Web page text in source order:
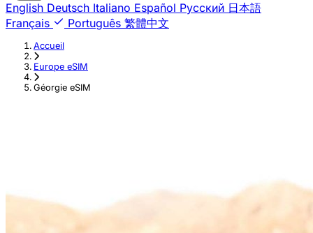
English Deutsch Italiano Español Русский 日本語
Français
Português 繁體中文
Accueil
›
Europe eSIM
›
Géorgie eSIM